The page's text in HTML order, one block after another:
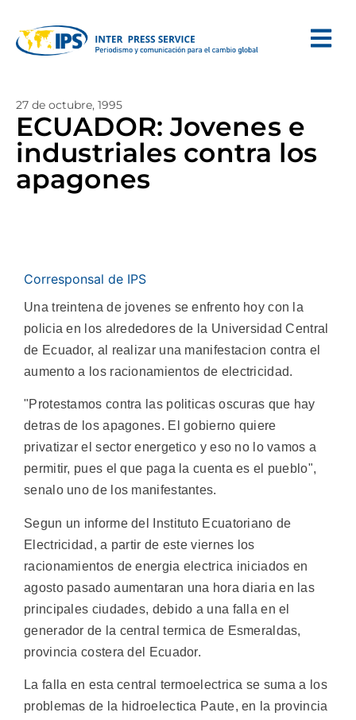
27 de octubre, 1995
ECUADOR: Jovenes e
industriales contra los
apagones
Corresponsal de IPS
Una treintena de jovenes se enfrento hoy con la
policia en los alrededores de la Universidad Central
de Ecuador, al realizar una manifestacion contra el
aumento a los racionamientos de electricidad.
"Protestamos contra las politicas oscuras que hay
detras de los apagones. El gobierno quiere
privatizar el sector energetico y eso no lo vamos a
permitir, pues el que paga la cuenta es el pueblo",
senalo uno de los manifestantes.
Segun un informe del Instituto Ecuatoriano de
Electricidad, a partir de este viernes los
racionamientos de energia electrica iniciados en
agosto pasado aumentaran una hora diaria en las
principales ciudades, debido a una falla en el
generador de la central termica de Esmeraldas,
provincia costera del Ecuador.
La falla en esta central termoelectrica se suma a los
problemas de la hidroelectica Paute, en la provincia